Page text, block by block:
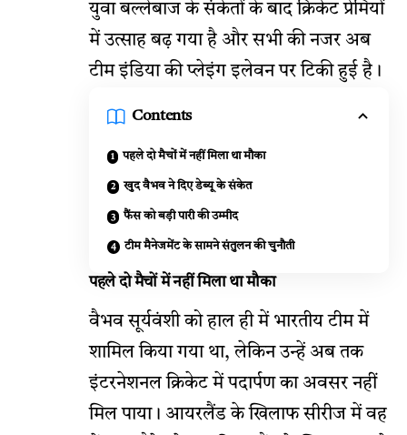
युवा बल्लेबाज के संकेतों के बाद क्रिकेट प्रेमियों
में उत्साह बढ़ गया है और सभी की नजर अब
टीम इंडिया की प्लेइंग इलेवन पर टिकी हुई है।
Contents
पहले दो मैचों में नहीं मिला था मौका
खुद वैभव ने दिए डेब्यू के संकेत
फैंस को बड़ी पारी की उम्मीद
टीम मैनेजमेंट के सामने संतुलन की चुनौती
पहले दो मैचों में नहीं मिला था मौका
वैभव सूर्यवंशी को हाल ही में भारतीय टीम में
शामिल किया गया था, लेकिन उन्हें अब तक
इंटरनेशनल क्रिकेट में पदार्पण का अवसर नहीं
मिल पाया। आयरलैंड के खिलाफ सीरीज में वह